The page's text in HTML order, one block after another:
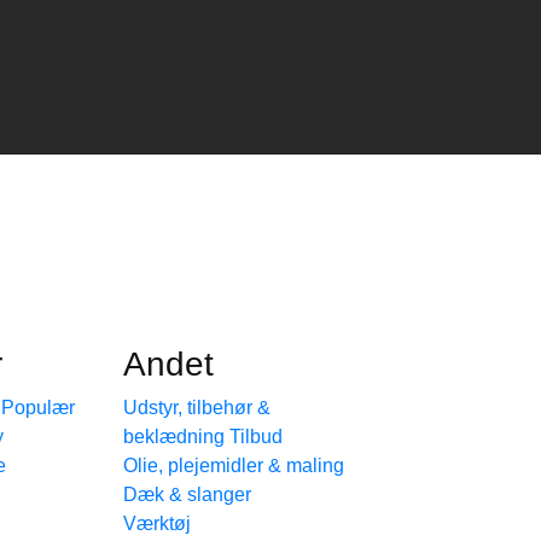
Andet
Udstyr, tilbehør &
beklædning
Olie, plejemidler & maling
Dæk & slanger
Værktøj